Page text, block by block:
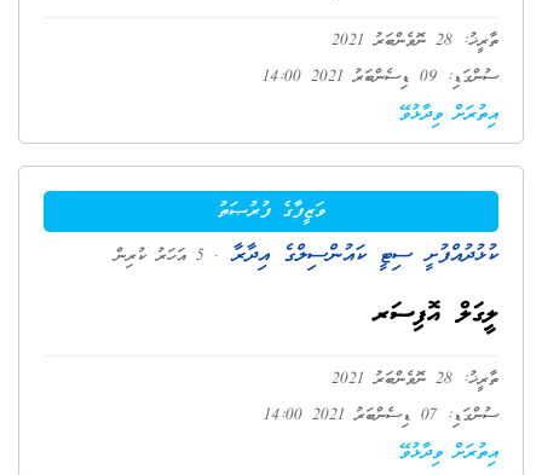
ތާރީޚު: 28 ނޮވެންބަރު 2021
ސުންގަޑި: 09 ޑިސެންބަރު 2021 14:00
އިތުރަށް ވިދާޅުވޭ
ވަޒީފާގެ ފުރުޞަތު
ކުޅުދުއްފުށީ ސިޓީ ކައުންސިލްގެ އިދާރާ . 5 އަހަރު ކުރިން
ލީގަލް އޮފިސަރ
ތާރީޚު: 28 ނޮވެންބަރު 2021
ސުންގަޑި: 07 ޑިސެންބަރު 2021 14:00
އިތުރަށް ވިދާޅުވޭ